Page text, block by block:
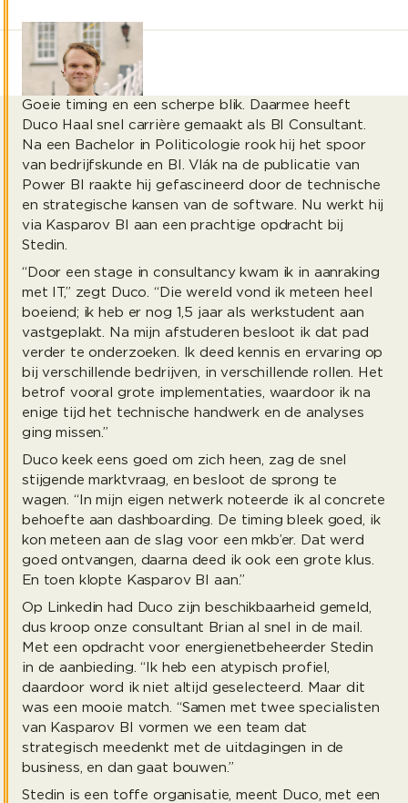
Goeie timing en een scherpe blik. Daarmee heeft
Duco Haal snel carrière gemaakt als BI Consultant.
Na een Bachelor in Politicologie rook hij het spoor
van bedrijfskunde en BI. Vlák na de publicatie van
Power BI raakte hij gefascineerd door de technische
en strategische kansen van de software. Nu werkt hij
via Kasparov BI aan een prachtige opdracht bij
Stedin.
“Door een stage in consultancy kwam ik in aanraking
met IT,” zegt Duco. “Die wereld vond ik meteen heel
boeiend; ik heb er nog 1,5 jaar als werkstudent aan
vastgeplakt. Na mijn afstuderen besloot ik dat pad
verder te onderzoeken. Ik deed kennis en ervaring op
bij verschillende bedrijven, in verschillende rollen. Het
betrof vooral grote implementaties, waardoor ik na
enige tijd het technische handwerk en de analyses
ging missen.”
Duco keek eens goed om zich heen, zag de snel
stijgende marktvraag, en besloot de sprong te
wagen. “In mijn eigen netwerk noteerde ik al concrete
behoefte aan dashboarding. De timing bleek goed, ik
kon meteen aan de slag voor een mkb’er. Dat werd
goed ontvangen, daarna deed ik ook een grote klus.
En toen klopte Kasparov BI aan.”
Op Linkedin had Duco zijn beschikbaarheid gemeld,
dus kroop onze consultant Brian al snel in de mail.
Met een opdracht voor energienetbeheerder Stedin
in de aanbieding. “Ik heb een atypisch profiel,
daardoor word ik niet altijd geselecteerd. Maar dit
was een mooie match. “Samen met twee specialisten
van Kasparov BI vormen we een team dat
strategisch meedenkt met de uitdagingen in de
business, en dan gaat bouwen.”
Stedin is een toffe organisatie, meent Duco, met een